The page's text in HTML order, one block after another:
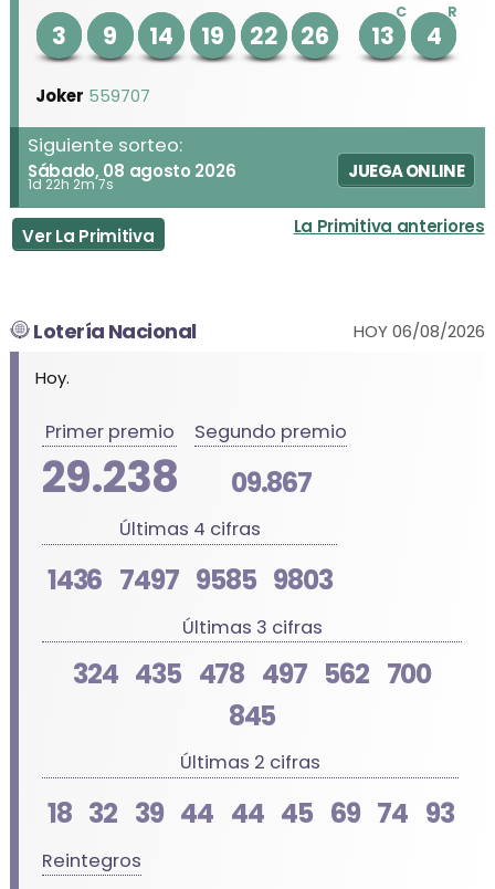
3 9 14 19 22 26
C
13
R
4
Joker 559707
Siguiente sorteo:
Sábado, 08 agosto 2026
1d 22h 2m 7s
JUEGA ONLINE
Ver La Primitiva La Primitiva anteriores
Lotería Nacional
HOY 06/08/2026
Hoy.
Primer premio
29.238
Segundo premio
09.867
Últimas 4 cifras
1436 7497 9585 9803
Últimas 3 cifras
324 435 478 497 562 700
845
Últimas 2 cifras
18 32 39 44 44 45 69 74 93
Reintegros